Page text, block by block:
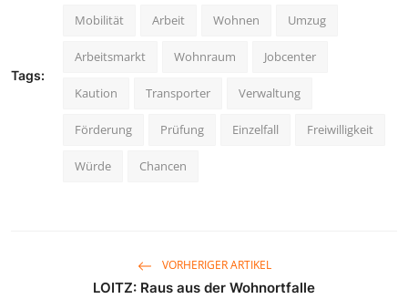
Tags:
Mobilität Arbeit Wohnen Umzug
Arbeitsmarkt Wohnraum Jobcenter
Kaution Transporter Verwaltung
Förderung Prüfung Einzelfall Freiwilligkeit
Würde Chancen
VORHERIGER ARTIKEL
LOITZ: Raus aus der Wohnortfalle